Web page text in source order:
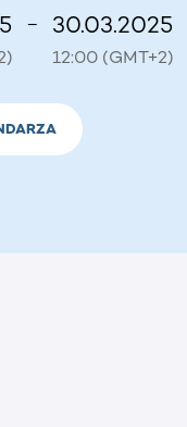
– 30.03.2025
12:00 (GMT+2)